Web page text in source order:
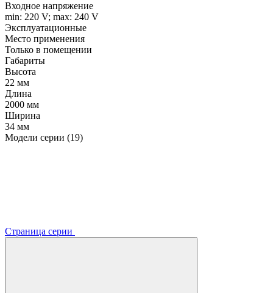
Входное напряжение
min: 220 V; max: 240 V
Эксплуатационные
Место применения
Только в помещении
Габариты
Высота
22 мм
Длина
2000 мм
Ширина
34 мм
Модели серии (19)
Страница серии